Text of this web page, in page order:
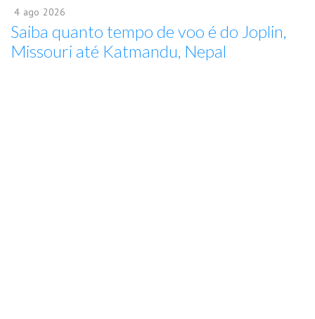
4 ago 2026
Saiba quanto tempo de voo é do Joplin,
Missouri até Katmandu, Nepal